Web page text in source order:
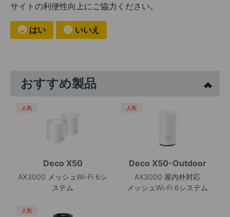
サイトの利便性向上にご協力ください。
はい いいえ
おすすめ製品
Deco X50
AX3000 メッシュWi-Fi 6シ
ステム
人気
Deco X50-Outdoor
AX3000 屋内外対応
メッシュWi-Fi 6システム
人気
人気